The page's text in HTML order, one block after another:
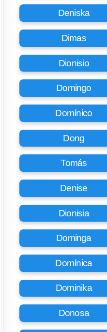
Deniska
Dimas
Dionisio
Domingo
Domínico
Dong
Tomás
Denise
Dionisia
Dominga
Domínica
Dominika
Donosa